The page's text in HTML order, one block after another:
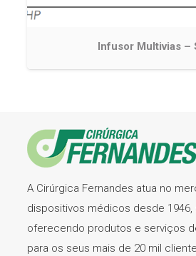
Infusor Multivias –
A Cirúrgica Fernandes atua no
dispositivos médicos desde 1946,
oferecendo produtos e serviços
para os seus mais de 20 mil